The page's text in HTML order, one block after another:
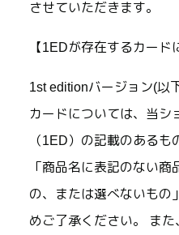
させていただきます。
【1EDが存在するカード
1st editionバージョン(以
カードについては、当シ
（1ED）の記載のあるも
「商品名に表記のない
の、または選べないもの
めご了承ください。 ま